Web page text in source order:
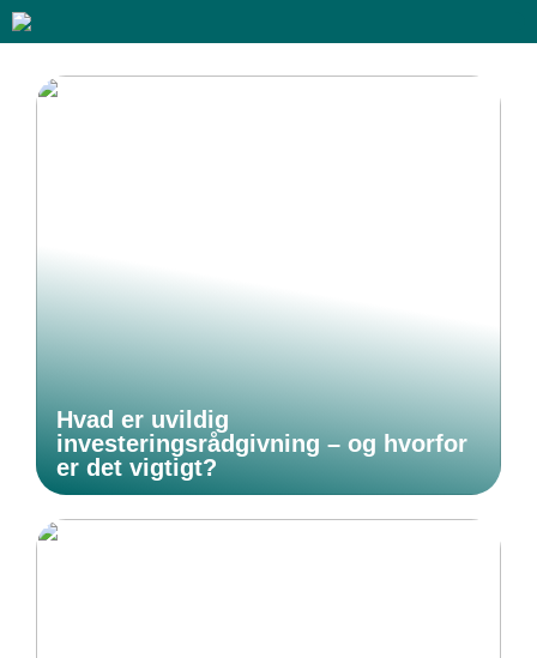
Hvad er uvildig
investeringsrådgivning – og hvorfor
er det vigtigt?